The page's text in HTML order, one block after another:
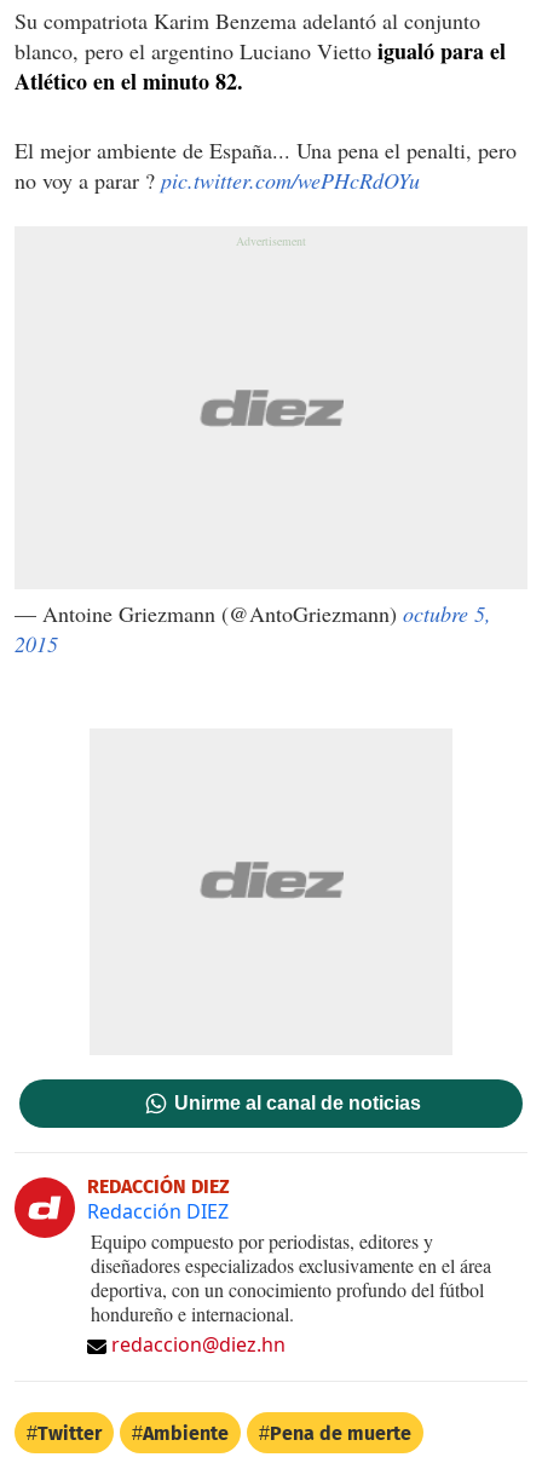
Su compatriota Karim Benzema adelantó al conjunto
blanco, pero el argentino Luciano Vietto igualó para el
Atlético en el minuto 82.
El mejor ambiente de España... Una pena el penalti, pero
no voy a parar ? pic.twitter.com/wePHcRdOYu
— Antoine Griezmann (@AntoGriezmann) octubre 5,
2015
Unirme al canal de noticias
REDACCIÓN DIEZ
Redacción DIEZ
Equipo compuesto por periodistas, editores y
diseñadores especializados exclusivamente en el área
deportiva, con un conocimiento profundo del fútbol
hondureño e internacional.
redaccion@diez.hn
Twitter Ambiente Pena de muerte